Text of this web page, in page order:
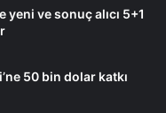
ve sonuç alıcı 5+1
50 bin dolar katkı